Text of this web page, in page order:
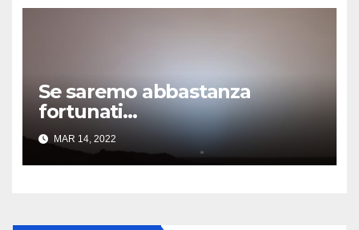
Se saremo abbastanza
fortunati…
MAR 14, 2022